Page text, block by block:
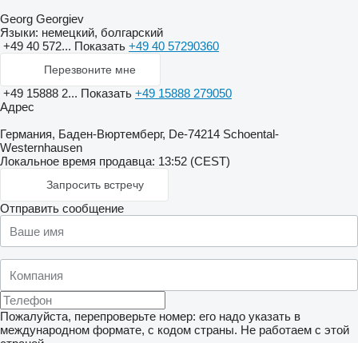
Georg Georgiev
Языки: немецкий, болгарский
+49 40 572... Показать +49 40 57290360
Перезвоните мне
+49 15888 2... Показать +49 15888 279050
Адрес
Германия, Баден-Вюртемберг, De-74214 Schoental-
Westernhausen
Локальное время продавца: 13:52 (CEST)
Запросить встречу
Отправить сообщение
Пожалуйста, перепроверьте номер: его надо указать в
международном формате, с кодом страны. Не работаем с этой